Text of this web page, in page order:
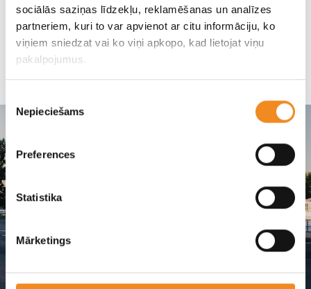
sociālās saziņas līdzekļu, reklamēšanas un analīzes
partneriem, kuri to var apvienot ar citu informāciju, ko
viņiem sniedzat vai ko viņi apkopo, kad lietojat viņu
pakalpojumus.
izvēle
Nepieciešams
Preferences
Statistika
Mārketings
Познакомьтесь с новым Hyundai Bayon,
записывайтесь на тест-драйв!
Hyundai